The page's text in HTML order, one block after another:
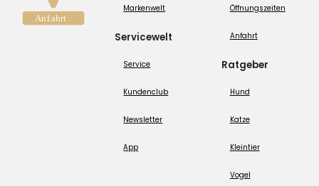
Markenwelt
Servicewelt
Service
Kundenclub
Newsletter
App
Öffnungszeiten
Anfahrt
Ratgeber
Hund
Katze
Kleintier
Vogel